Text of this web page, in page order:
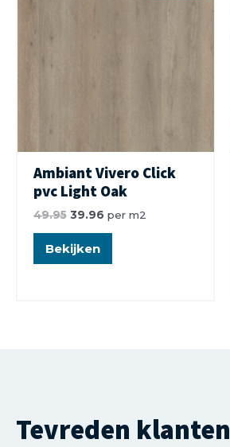
Ambiant Vivero Click
pvc Light Oak
49.95 39.96 per m2
Bekijken
Tevreden klanten